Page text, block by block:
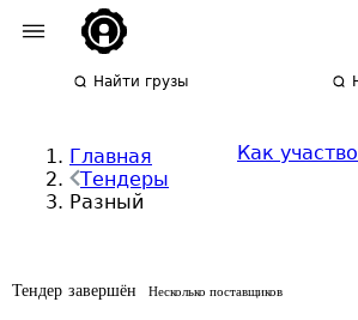
Найти грузы
Главная
Тендеры
Разный
Как
Тендер завершён Несколько поставщиков